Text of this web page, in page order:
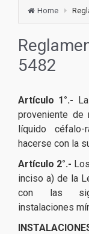
Home
5482
Artículo 1°.-
proveniente de
líquido céfalo-
hacerse con la
Artículo 2°.-
inciso a) de la
con las
instalaciones